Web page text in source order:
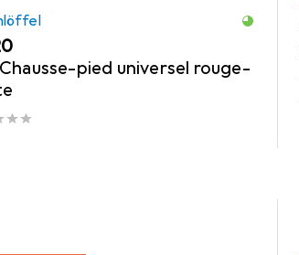
Chausse-pied universel rouge-